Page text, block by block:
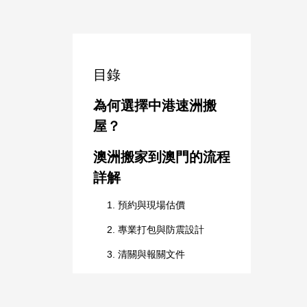
目錄
為何選擇中港速洲搬
屋？
澳洲搬家到澳門的流程
詳解
1. 預約與現場估價
2. 專業打包與防震設計
3. 清關與報關文件